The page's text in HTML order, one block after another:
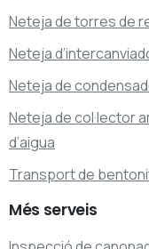
Neteja de torres de
Neteja
Neteja de
Neteja de col·lector
d’aigua
Transport de
Més serveis